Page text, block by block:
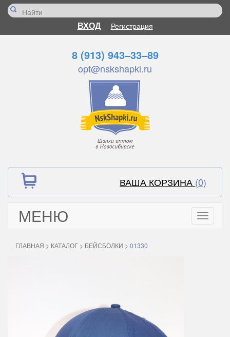
ВХОД Регистрация
8 (913) 943–33–89
opt@nskshapki.ru
ВАША КОРЗИНА (0)
МЕНЮ
Toggle
ГЛАВНАЯ > КАТАЛОГ > БЕЙСБОЛКИ > 01330